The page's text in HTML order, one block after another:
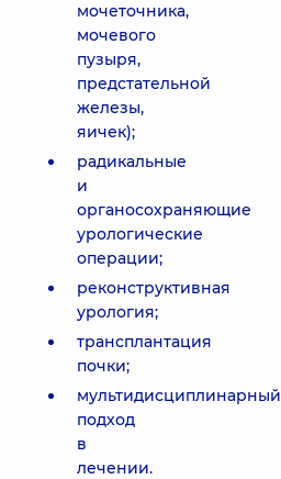
мочеточника,
мочевого
пузыря,
предстательной
железы,
яичек);
радикальные
и
органосохраняющие
урологические
операции;
реконструктивная
урология;
трансплантация
почки;
мультидисциплинарный
подход
в
лечении.